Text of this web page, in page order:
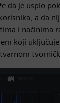
da je uspio
a da
i načinima
koji